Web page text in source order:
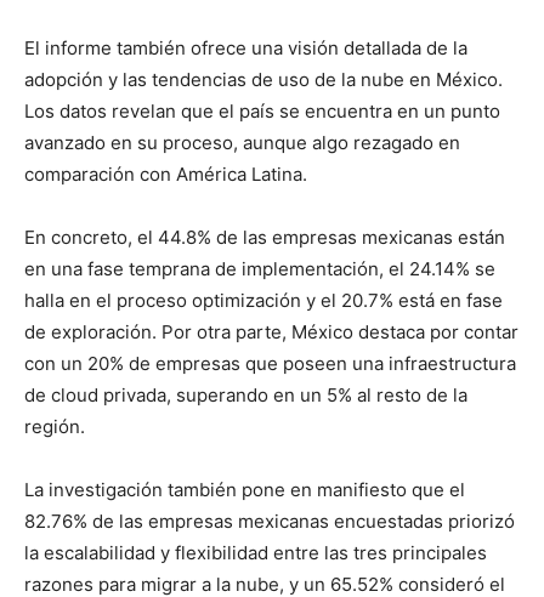
El informe también ofrece una visión detallada de la
adopción y las tendencias de uso de la nube en México.
Los datos revelan que el país se encuentra en un punto
avanzado en su proceso, aunque algo rezagado en
comparación con América Latina.
En concreto, el 44.8% de las empresas mexicanas están
en una fase temprana de implementación, el 24.14% se
halla en el proceso optimización y el 20.7% está en fase
de exploración. Por otra parte, México destaca por contar
con un 20% de empresas que poseen una infraestructura
de cloud privada, superando en un 5% al resto de la
región.
La investigación también pone en manifiesto que el
82.76% de las empresas mexicanas encuestadas priorizó
la escalabilidad y flexibilidad entre las tres principales
razones para migrar a la nube, y un 65.52% consideró el